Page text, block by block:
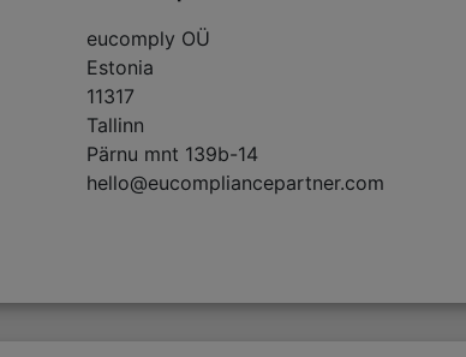
eucomply OÜ
Estonia
11317
Tallinn
Pärnu mnt 139b-14
hello@eucompliancepartner.com